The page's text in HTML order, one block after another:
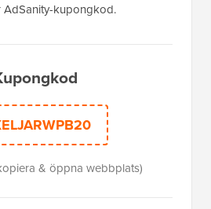
AdSanity-kupongkod.
& öppna webbplats)